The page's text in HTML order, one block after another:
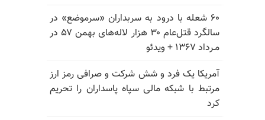
۶۰ شعله با درود به سربداران «سرموضع» در
سالگرد قتل‌عام ۳۰ هزار لاله‌های بهمن ۵۷ در
مـرداد ۱۳۶۷ + ویدئو
آمریکا یک فرد و شش شرکت و صرافی رمز ارز
مرتبط با شبکه مالی سپاه پاسداران را تحریم
کرد